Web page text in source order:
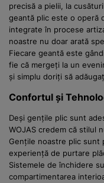
precisă a pielii, la
geantă plic este o operă
integrate în procese
noastre nu doar arată
Fiecare geantă este
fie că mergeți la un
și simplu doriți să
Confortul și
Deși gențile plic sunt
WOJAS credem că stilul
Gențile noastre plic sunt
experiență de purtare
Sistemele de închidere
compartimentarea